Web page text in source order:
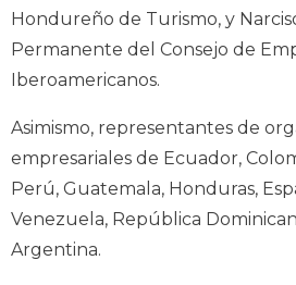
Hondureño de Turismo, y
Permanente del Consejo de
Iberoamericanos.
Asimismo, representantes de
empresariales de Ecuador,
Perú, Guatemala, Honduras,
Venezuela, República
Argentina.